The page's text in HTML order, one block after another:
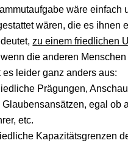
wäre einfach
wären, die es ihnen
zu einem friedlichen
die anderen
es leider ganz anders aus:
Prägungen,
egal ob
etc.
Kapazitätsgrenzen